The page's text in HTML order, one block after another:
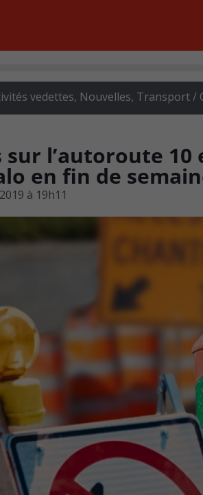
vedettes, Nouvelles, Transport /
sur l’autoroute
en fin de
à 19h11